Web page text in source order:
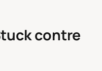
contre